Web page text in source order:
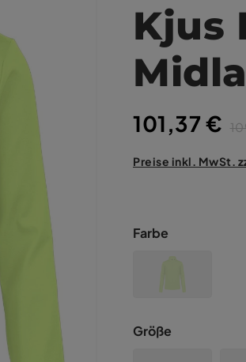
Kjus
101,37 €
Preise inkl. MwSt.
Farbe
Größe